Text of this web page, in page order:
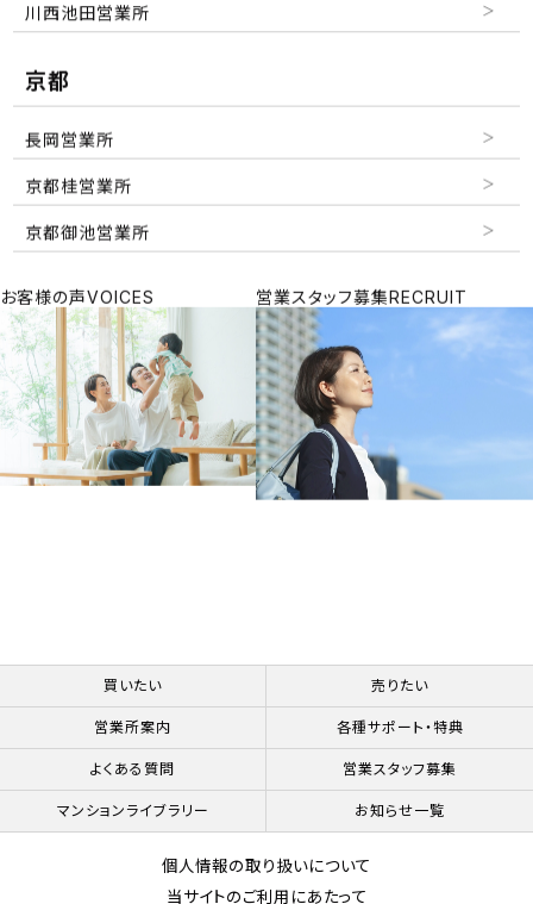
川西池田営業所
京都
長岡営業所
京都桂営業所
京都御池営業所
お客様の声VOICES 営業スタッフ募集RECRUIT
買いたい 売りたい
営業所案内 各種サポート・特典
よくある質問 営業スタッフ募集
マンションライブラリー お知らせ一覧
個人情報の取り扱いについて
当サイトのご利用にあたって